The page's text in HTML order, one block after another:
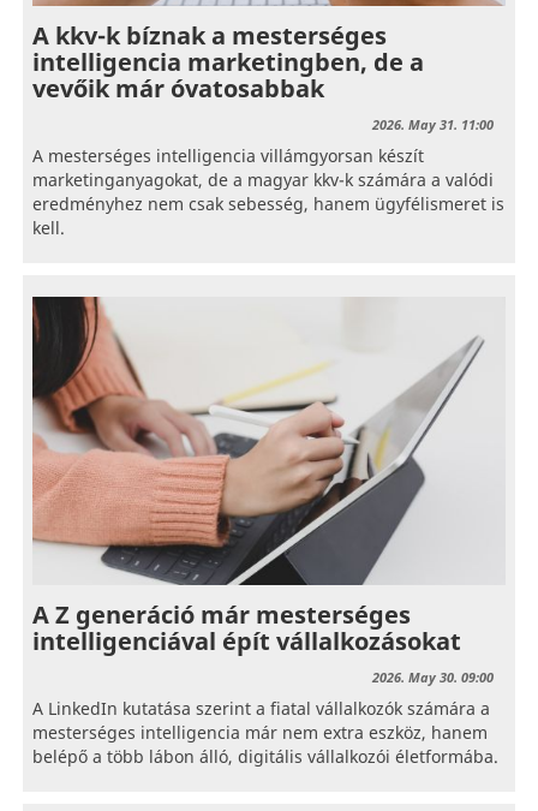
A kkv-k bíznak a mesterséges
intelligencia marketingben, de a
vevőik már óvatosabbak
2026. May 31. 11:00
A mesterséges intelligencia villámgyorsan készít
marketinganyagokat, de a magyar kkv-k számára a valódi
eredményhez nem csak sebesség, hanem ügyfélismeret is
kell.
A Z generáció már mesterséges
intelligenciával épít vállalkozásokat
2026. May 30. 09:00
A LinkedIn kutatása szerint a fiatal vállalkozók számára a
mesterséges intelligencia már nem extra eszköz, hanem
belépő a több lábon álló, digitális vállalkozói életformába.